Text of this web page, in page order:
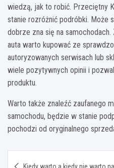
wiedzą, jak to robić. Przeciętny
stanie rozróżnić podróbki. Może
dobrze zna się na
auta warto kupować ze
autoryzowanych serwisach lub
wiele pozytywnych opinii i
produktu.
Warto także znaleźć zaufanego
samochodu, będzie w stanie
pochodzi od oryginalnego
Kiedy warto a kiedy nie warto